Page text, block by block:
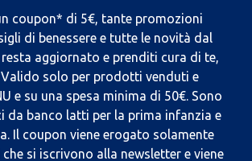
coupon* di 5€, tante promozioni
di benessere e tutte le novità dal
resta aggiornato e prenditi cura di te,
solo per prodotti venduti e
e su una spesa minima di 50€. Sono
da banco latti per la prima infanzia e
Il coupon viene erogato solamente
si iscrivono alla newsletter e viene